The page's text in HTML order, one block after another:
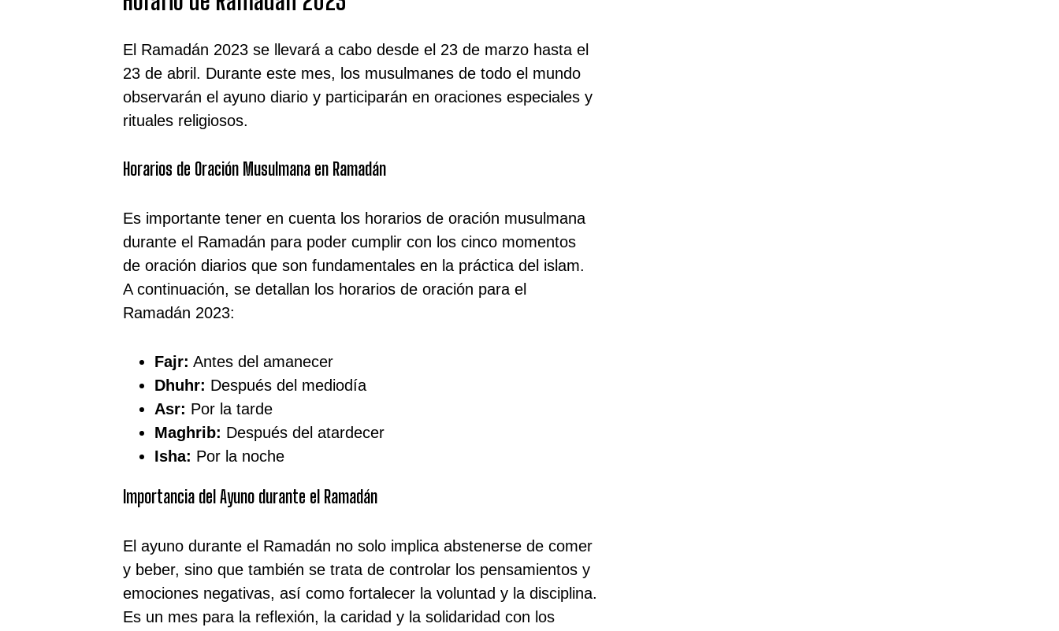
El Ramadán 2023 se llevará a cabo desde el 23 de marzo hasta el
23 de abril. Durante este mes, los musulmanes de todo el mundo
observarán el ayuno diario y participarán en oraciones especiales y
rituales religiosos.
Horarios de Oración Musulmana en Ramadán
Es importante tener en cuenta los horarios de oración musulmana
durante el Ramadán para poder cumplir con los cinco momentos
de oración diarios que son fundamentales en la práctica del islam.
A continuación, se detallan los horarios de oración para el
Ramadán 2023:
Fajr: Antes del amanecer
Dhuhr: Después del mediodía
Asr: Por la tarde
Maghrib: Después del atardecer
Isha: Por la noche
Importancia del Ayuno durante el Ramadán
El ayuno durante el Ramadán no solo implica abstenerse de comer
y beber, sino que también se trata de controlar los pensamientos y
emociones negativas, así como fortalecer la voluntad y la disciplina.
Es un mes para la reflexión, la caridad y la solidaridad con los